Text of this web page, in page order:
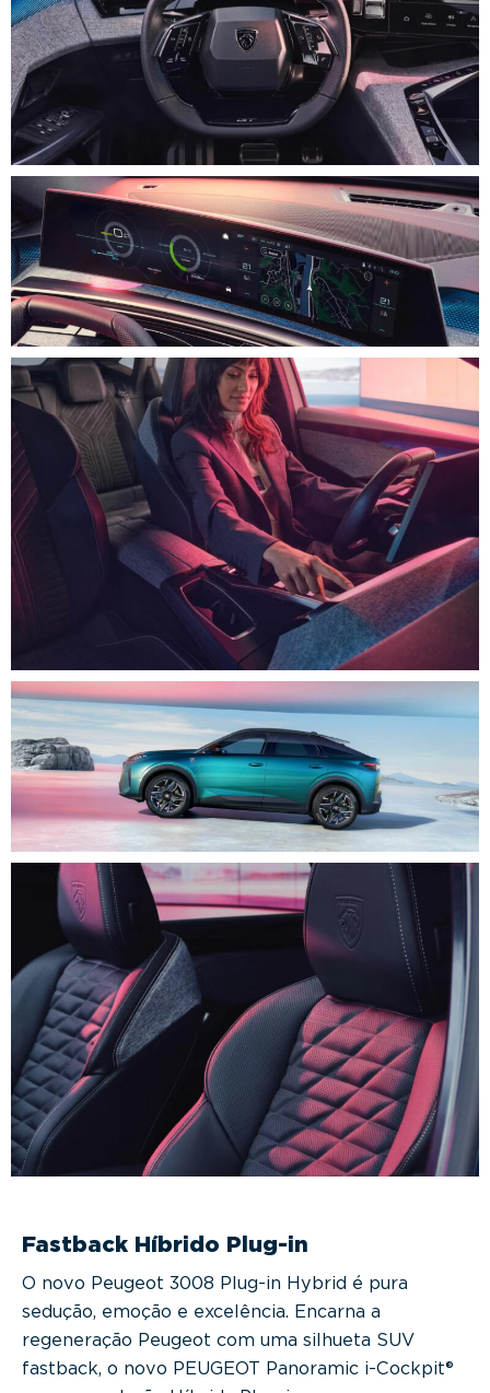
Fastback Híbrido Plug-in
O novo Peugeot 3008 Plug-in Hybrid é pura
sedução, emoção e excelência. Encarna a
regeneração Peugeot com uma silhueta SUV
fastback, o novo PEUGEOT Panoramic i-Cockpit®